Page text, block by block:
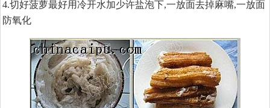
4.切好菠萝最好用冷开水加少许盐泡下,一放面去掉麻嘴,一放面
防氧化